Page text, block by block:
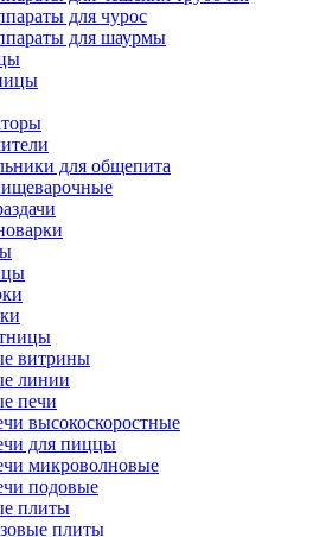
для чурос
для шаурмы
для общепита
витрины
линии
печи
высокоскоростные
для пиццы
микроволновые
подовые
плиты
плиты